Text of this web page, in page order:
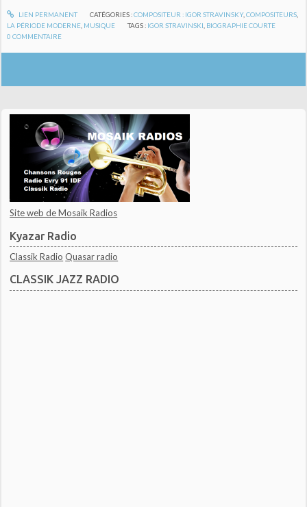
LIEN PERMANENT CATÉGORIES :COMPOSITEUR : IGOR STRAVINSKY, COMPOSITEURS,
LA PÉRIODE MODERNE MUSIQUE TAGS : IGOR STRAVINSKI BIOGRAPHIE COURTE
0 COMMENTAIRE
Site web de Mosaik Radios
Kyazar Radio
Classik Radio Quasar radio
CLASSIK JAZZ RADIO